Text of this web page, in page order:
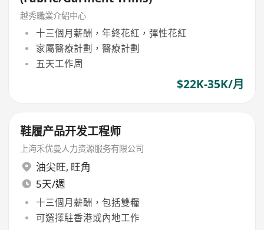
越秀職業介紹中心
十三個月薪酬，年終花紅，彈性花紅
家屬醫療計劃，醫療計劃
五天工作周
$22K-35K/月
鞋履产品开发工程师
上海禾优曼人力资源服务有限公司
油尖旺, 旺角
5天/週
十三個月薪酬，包括雙糧
可選擇駐香港或內地工作